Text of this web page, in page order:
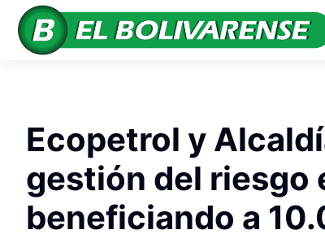
Ecopetrol y
gestión del riesgo
beneficiando a